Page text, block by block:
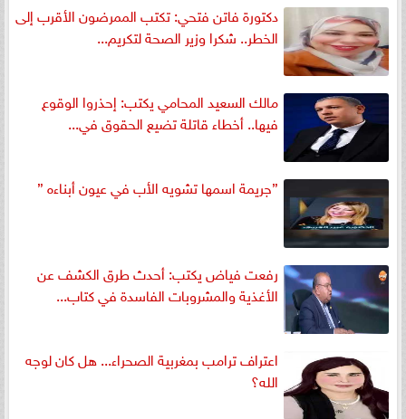
دكتورة فاتن فتحي: تكتب الممرضون الأقرب إلى
الخطر.. شكرا وزير الصحة لتكريم...
مالك السعيد المحامي يكتب: إحذروا الوقوع
فيها.. أخطاء قاتلة تضيع الحقوق في...
”جريمة اسمها تشويه الأب في عيون أبناءه ”
رفعت فياض يكتب: أحدث طرق الكشف عن
الأغذية والمشروبات الفاسدة في كتاب...
اعتراف ترامب بمغربية الصحراء... هل كان لوجه
الله؟